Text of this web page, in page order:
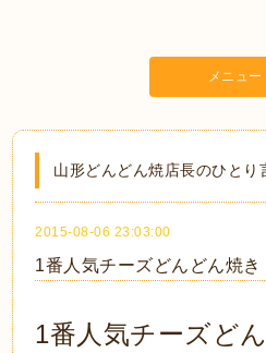
メニュー
山形どんどん焼店長のひとり
2015-08-06 23:03:00
1番人気チーズどんどん焼
1番人気チーズど